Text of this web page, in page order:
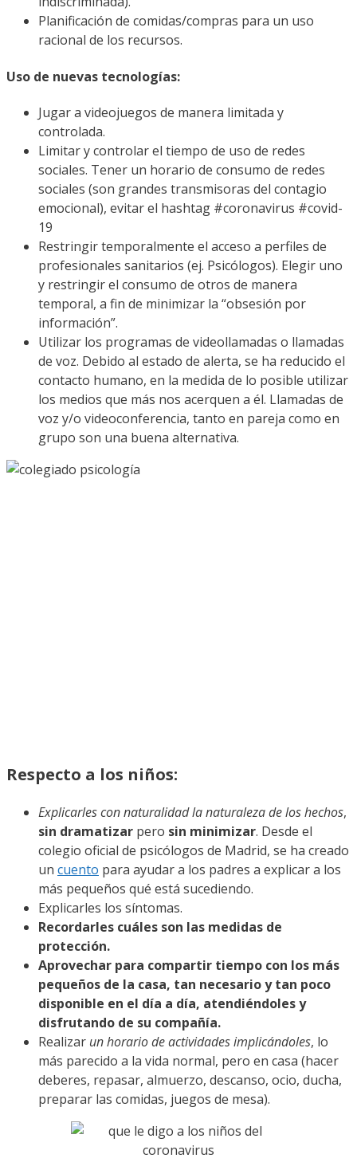
Planificación de comidas/compras para un uso
racional de los recursos.
Uso de nuevas tecnologías:
Jugar a videojuegos de manera limitada y
controlada.
Limitar y controlar el tiempo de uso de redes
sociales. Tener un horario de consumo de redes
sociales (son grandes transmisoras del contagio
emocional), evitar el hashtag #coronavirus #covid-
19
Restringir temporalmente el acceso a perfiles de
profesionales sanitarios (ej. Psicólogos). Elegir uno
y restringir el consumo de otros de manera
temporal, a fin de minimizar la “obsesión por
información”.
Utilizar los programas de videollamadas o llamadas
de voz. Debido al estado de alerta, se ha reducido el
contacto humano, en la medida de lo posible utilizar
los medios que más nos acerquen a él. Llamadas de
voz y/o videoconferencia, tanto en pareja como en
grupo son una buena alternativa.
Respecto a los niños:
Explicarles con naturalidad la naturaleza de los hechos,
sin dramatizar pero sin minimizar. Desde el
colegio oficial de psicólogos de Madrid, se ha creado
un cuento para ayudar a los padres a explicar a los
más pequeños qué está sucediendo.
Explicarles los síntomas.
Recordarles cuáles son las medidas de
protección.
Aprovechar para compartir tiempo con los más
pequeños de la casa, tan necesario y tan poco
disponible en el día a día, atendiéndoles y
disfrutando de su compañía.
Realizar un horario de actividades implicándoles, lo
más parecido a la vida normal, pero en casa (hacer
deberes, repasar, almuerzo, descanso, ocio, ducha,
preparar las comidas, juegos de mesa).